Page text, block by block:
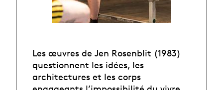
Les œuvres de Jen Rosenblit (1983)
questionnent les idées, les
architectures et les corps